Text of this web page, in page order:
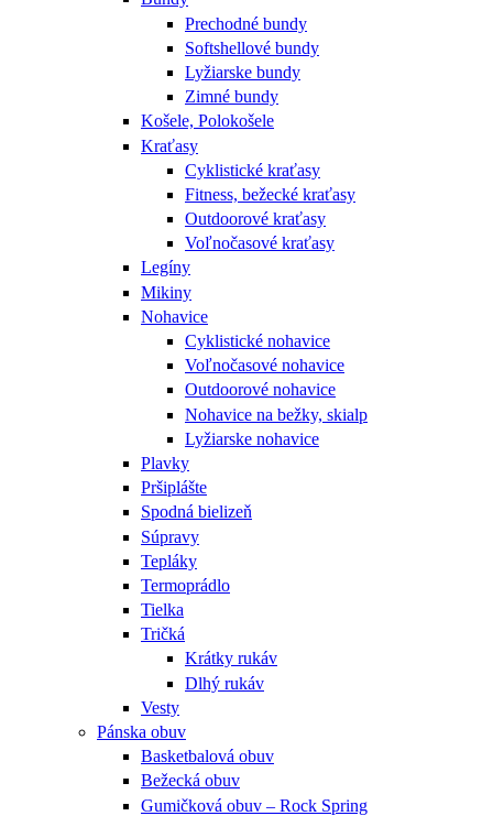
Prechodné bundy
Softshellové bundy
Lyžiarske bundy
Zimné bundy
Košele, Polokošele
Kraťasy
Cyklistické kraťasy
Fitness, bežecké kraťasy
Outdoorové kraťasy
Voľnočasové kraťasy
Legíny
Mikiny
Nohavice
Cyklistické nohavice
Voľnočasové nohavice
Outdoorové nohavice
Nohavice na bežky, skialp
Lyžiarske nohavice
Plavky
Pršiplášte
Spodná bielizeň
Súpravy
Tepláky
Termoprádlo
Tielka
Tričká
Krátky rukáv
Dlhý rukáv
Vesty
Pánska obuv
Basketbalová obuv
Bežecká obuv
Gumičková obuv – Rock Spring